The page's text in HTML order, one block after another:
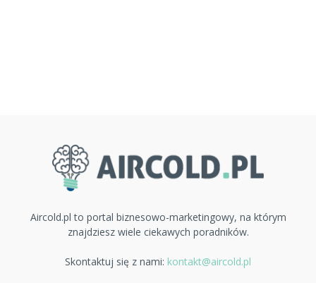
Aircold.pl to portal biznesowo-marketingowy, na którym
znajdziesz wiele ciekawych poradników.
Skontaktuj się z nami: kontakt@aircold.pl